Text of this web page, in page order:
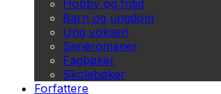
Hobby og fritid
Barn og ungdom
Ung voksen
Serieromaner
Fagbøker
Skolebøker
Forfattere